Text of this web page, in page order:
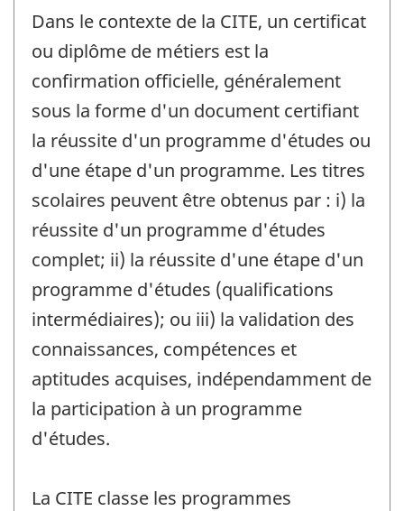
Dans le contexte de la CITE, un certificat
ou diplôme de métiers est la
confirmation officielle, généralement
sous la forme d'un document certifiant
la réussite d'un programme d'études ou
d'une étape d'un programme. Les titres
scolaires peuvent être obtenus par : i) la
réussite d'un programme d'études
complet; ii) la réussite d'une étape d'un
programme d'études (qualifications
intermédiaires); ou iii) la validation des
connaissances, compétences et
aptitudes acquises, indépendamment de
la participation à un programme
d'études.
La CITE classe les programmes